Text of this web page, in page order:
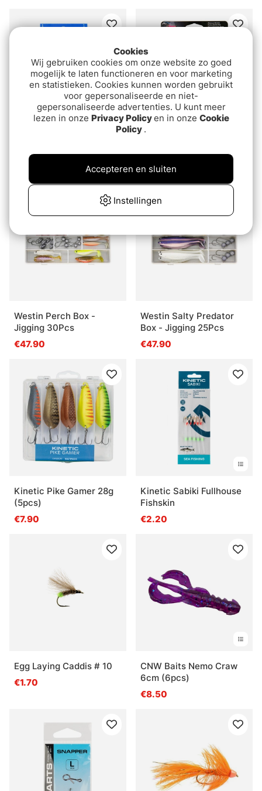
€7.90
cm 5-pak
€7
Westin Perch Box -
Jigging 30Pcs
€47.90
Westin Salty Predator
Box - Jigging 25Pcs
€47.90
Kinetic Pike Gamer 28g
(5pcs)
€7.90
Kinetic Sabiki Fullhouse
Fishskin
€2.20
Egg Laying Caddis # 10
€1.70
CNW Baits Nemo Craw
6cm (6pcs)
€8.50
Cookies
Wij gebruiken cookies om onze website zo goed
mogelijk te laten functioneren en voor marketing
en statistieken. Cookies kunnen worden gebruikt
voor gepersonaliseerde en niet-
gepersonaliseerde advertenties. U kunt meer
lezen in onze Privacy Policyen in onze Cookie
Policy .
Instellingen
Accepteren en sluiten